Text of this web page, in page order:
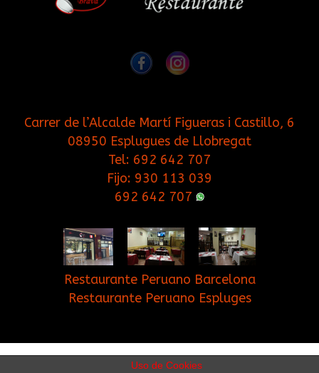
Carrer de l’Alcalde Martí Figueras i Castillo, 6
08950 Esplugues de Llobregat
Tel: 692 642 707
Fijo: 930 113 039
692 642 707
Restaurante Peruano Barcelona
Restaurante Peruano Espluges
Contacto Blog
Uso de Cookies